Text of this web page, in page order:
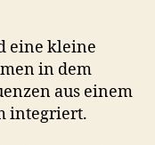
eine kleine
in dem
aus einem
integriert.